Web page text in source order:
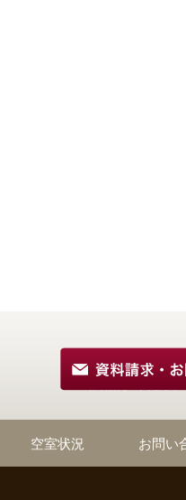
空室状況 お問い